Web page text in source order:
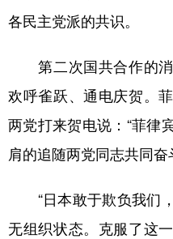
各民主党派的共识。
第二次国共合作的消
欢呼雀跃、通电庆贺。
两党打来贺电说：“菲律
肩的追随两党同志共同奋
“日本敢于欺负我们，
无组织状态。克服了这